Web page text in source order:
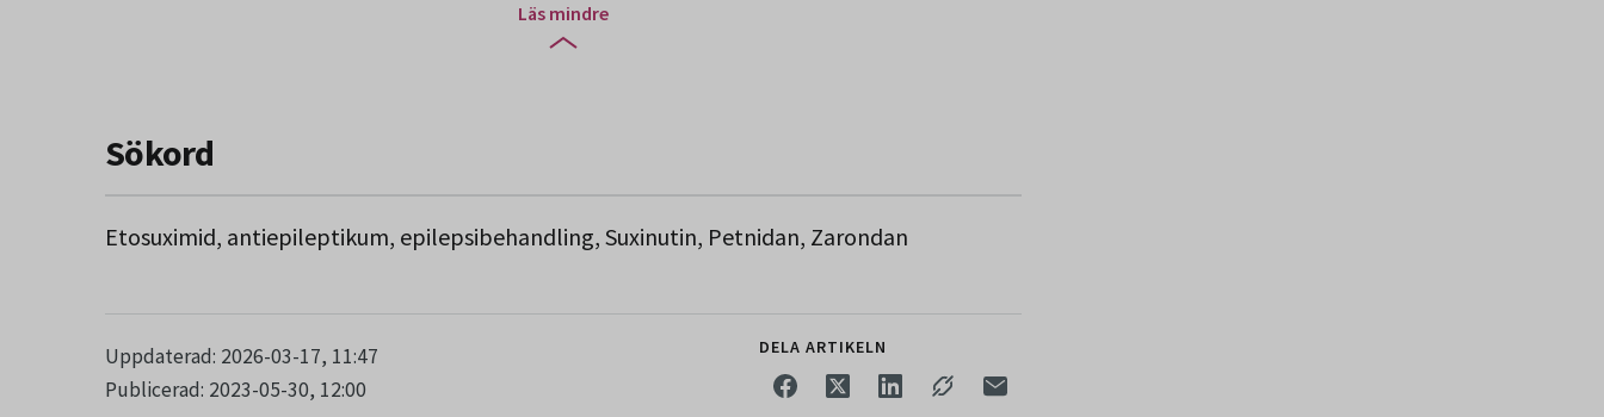
Läs mindre
Sökord
Etosuximid, antiepileptikum, epilepsibehandling, Suxinutin, Petnidan, Zarondan
Uppdaterad: 2026-03-17, 11:47
Publicerad: 2023-05-30, 12:00
DELA ARTIKELN